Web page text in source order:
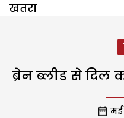
खतरा
ब्रेन ब्लीड से दिल
मई